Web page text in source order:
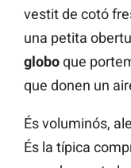
vestit de cotó
una petita
globoque
que donen un
És voluminós,
És la típica